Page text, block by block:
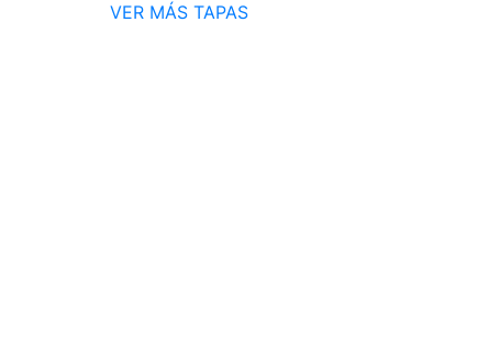
VER MÁS TAPAS